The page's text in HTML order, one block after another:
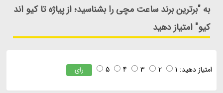
به "برترین برند ساعت مچی را بشناسید؛ از پیاژه تا کیو اند
کیو" امتیاز دهید
امتیاز دهید: 1
2
3
4
5 رای